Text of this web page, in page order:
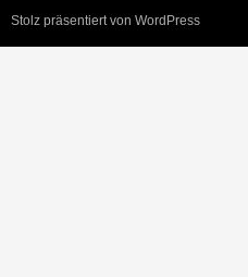
Stolz präsentiert von WordPress